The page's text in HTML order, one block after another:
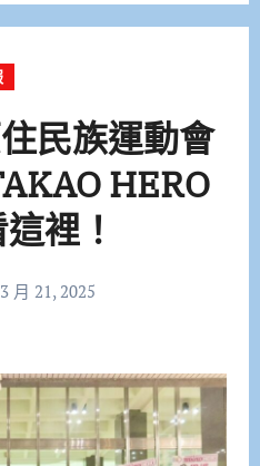
民族運動會
HERO
裡！
3 月 21, 2025